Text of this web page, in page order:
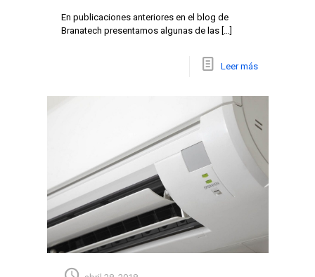
En publicaciones anteriores en el blog de
Branatech presentamos algunas de las[…]
Leer más